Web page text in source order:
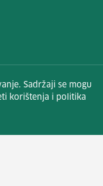
Sadržaji se mogu
korištenja i politika